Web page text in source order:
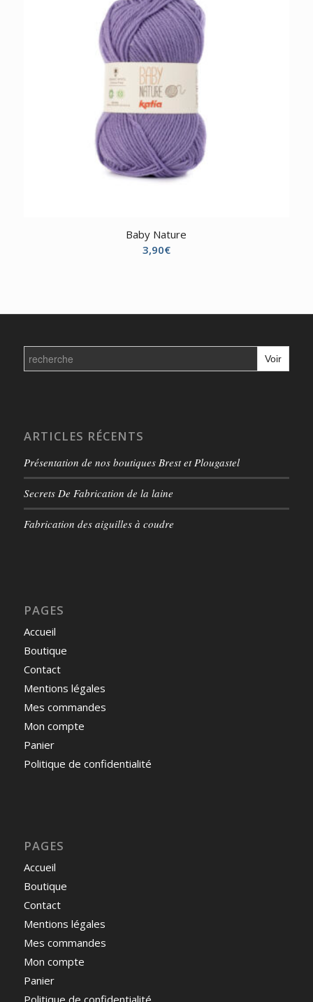
Baby Nature
3,90€
Search
for:
ARTICLES RÉCENTS
Présentation de nos boutiques Brest et Plougastel
Secrets De Fabrication de la laine
Fabrication des aiguilles à coudre
PAGES
Accueil
Boutique
Contact
Mentions légales
Mes commandes
Mon compte
Panier
Politique de confidentialité
PAGES
Accueil
Boutique
Contact
Mentions légales
Mes commandes
Mon compte
Panier